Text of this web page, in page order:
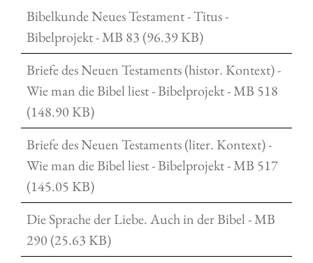
Bibelkunde Neues Testament - Titus -
Bibelprojekt - MB 83 (96.39 KB)
Briefe des Neuen Testaments (histor. Kontext) -
Wie man die Bibel liest - Bibelprojekt - MB 518
(148.90 KB)
Briefe des Neuen Testaments (liter. Kontext) -
Wie man die Bibel liest - Bibelprojekt - MB 517
(145.05 KB)
Die Sprache der Liebe. Auch in der Bibel - MB
290 (25.63 KB)